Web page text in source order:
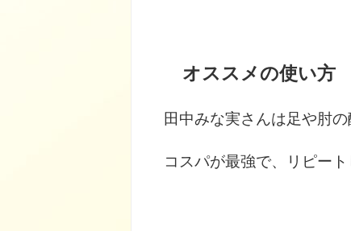
オススメの使い方
田中みな実さんは足や肘
コスパが最強で、リピー